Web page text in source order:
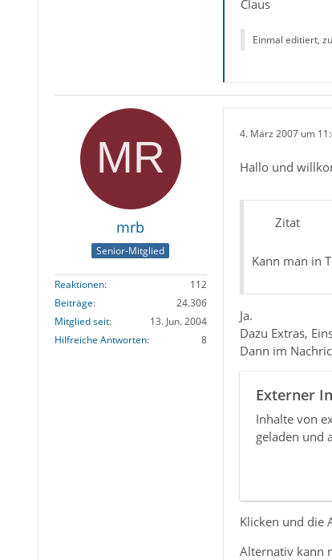
Claus
Einmal editiert,
mrb
Senior-Mitglied
Reaktionen
112
Beiträge
24.306
Mitglied seit
13. Jun. 2004
Hilfreiche Antworten
8
4. März 2007 um
Hallo und
Zitat
Kann man in
Ja.
Dazu Extras,
Dann im
Externer
Inhalte von
geladen und
Klicken und die
Alternativ kann